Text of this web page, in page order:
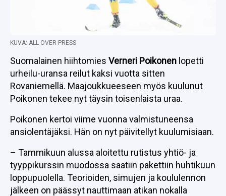
KUVA: ALL OVER PRESS
Suomalainen hiihtomies Verneri Poikonen lopetti
urheilu-uransa reilut kaksi vuotta sitten
Rovaniemellä. Maajoukkueeseen myös kuulunut
Poikonen tekee nyt täysin toisenlaista uraa.
Poikonen kertoi viime vuonna valmistuneensa
ansiolentäjäksi. Hän on nyt päivitellyt kuulumisiaan.
– Tammikuun alussa aloitettu rutistus yhtiö- ja
tyyppikurssin muodossa saatiin pakettiin huhtikuun
loppupuolella. Teorioiden, simujen ja koululennon
jälkeen on päässyt nauttimaan atikan nokalla